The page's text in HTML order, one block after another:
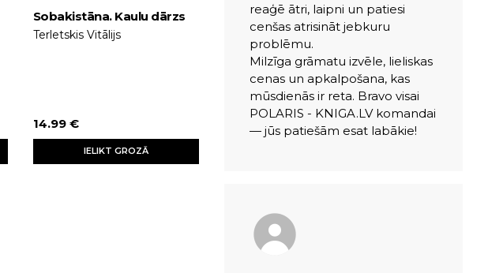
Sobakistāna. Kaulu dārzs
Terletskis Vitālijs
14.99 €
IELIKT GROZĀ
reaģē ātri, laipni un patiesi
cenšas atrisināt jebkuru
problēmu.
Milzīga grāmatu izvēle, lieliskas
cenas un apkalpošana, kas
mūsdienās ir reta. Bravo visai
POLARIS - KNIGA.LV komandai
— jūs patiešām esat labākie!